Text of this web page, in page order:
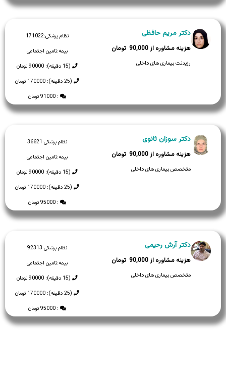
نظام پزشکی:171022
بیمه:تامین اجتماعی
(15 دقیقه): 90000 تومان
(25 دقیقه): 170000 تومان
: 91000 تومان
دکتر مریم حافظی
90,000
رزیدنت بیماری های داخلی
نظام پزشکی:36621
بیمه:تامین اجتماعی
(15 دقیقه): 90000 تومان
(25 دقیقه): 170000 تومان
: 95000 تومان
دکتر سوزان ثانوی
90,000
متخصص بیماری های داخلی
نظام پزشکی:92313
بیمه:تامین اجتماعی
(15 دقیقه): 90000 تومان
(25 دقیقه): 170000 تومان
: 95000 تومان
دکتر آرش رحیمی
90,000
متخصص بیماری های داخلی